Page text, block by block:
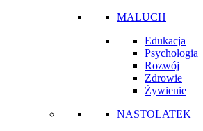
MALUCH
Edukacja
Psychologia
Rozwój
Zdrowie
Żywienie
NASTOLATEK